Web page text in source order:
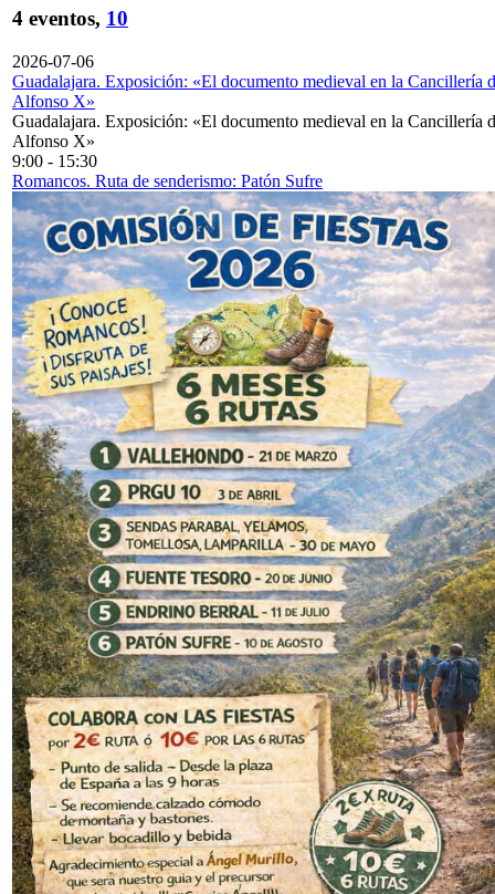
4 eventos, 10
2026-07-06
Guadalajara. Exposición: «El documento medieval en la Cancillería
Alfonso X»
Guadalajara. Exposición: «El documento medieval en la Cancillería
Alfonso X»
9:00 - 15:30
Romancos. Ruta de senderismo: Patón Sufre